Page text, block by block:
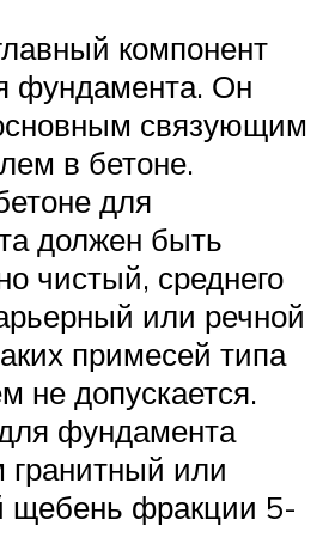
компонент
фундамента. Он
связующим
в бетоне.
для
должен быть
чистый, среднего
или речной
примесей типа
не допускается.
фундамента
гранитный или
щебень фракции 5-